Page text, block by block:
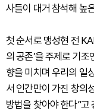
사들이 대거 참석해 높
첫 순서로 맹성현 전
의 공존’을 주제로 기
향을 미치며 우리의 일
서 인간만이 가진 창의
방법을 찾아야 한다”고